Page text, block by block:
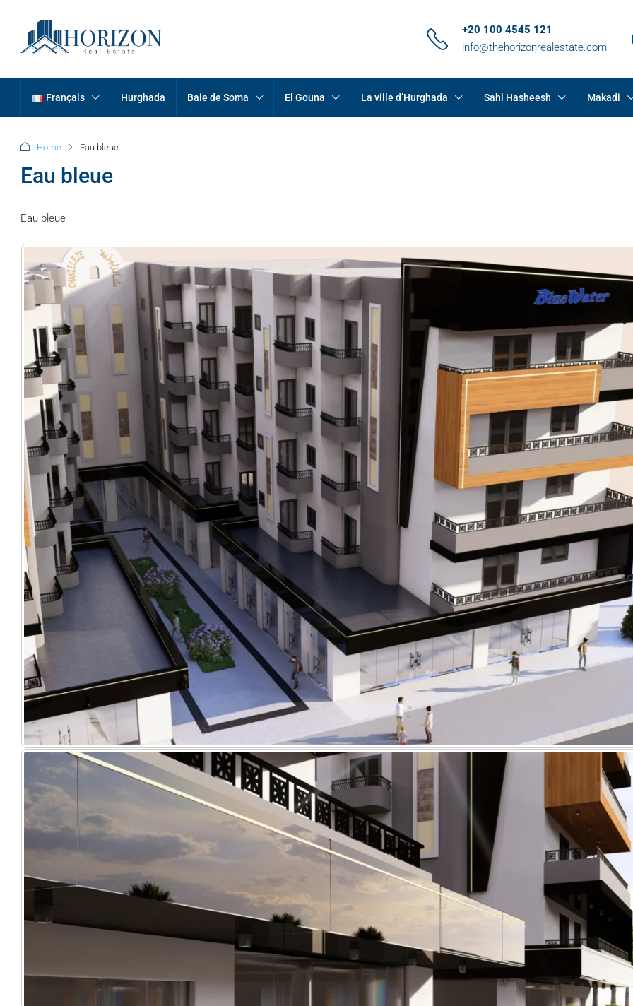
+20 100 4545 121
info@thehorizonrealestate.com
Français Hurghada Baie de Soma El Gouna La ville d’Hurghada Sahl Hasheesh Makadi
Home Eau bleue
Eau bleue
Eau bleue